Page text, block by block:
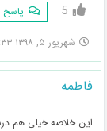
5 پاسخ
شهریور ۵, ۱۳۹۸ ۲:۳۳ ب.ظ
فاطمه
این خلاصه خیلی هم